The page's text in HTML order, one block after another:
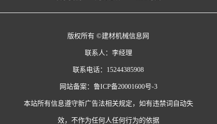
版权所有 ©建材机械信息网
联系人：李经理
联系电话：15244385908
网站备案： 鲁ICP备20001600号-3
本站所有信息遵守新广告法相关规定，如有违禁词自动失
效，不作为任何人任何行为的依据